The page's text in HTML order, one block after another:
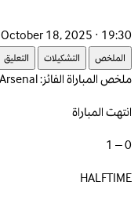
October 18, 2025 · 19:30 توقيت السعودية
الملخص التشكيلات التعليق
ملخص المباراةالفائز: Arsenal
انتهت المباراة
0 – 1
HALFTIME